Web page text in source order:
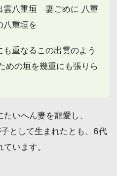
八重垣 妻ごめに 八重
重垣を
も重なるこの出雲のよう
めの垣を幾重にも張りら
いへん妻を寵愛し、
として生まれたとも、6代
います。